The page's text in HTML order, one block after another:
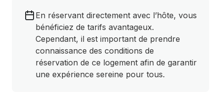
En réservant directement avec l’hôte, vous
bénéficiez de tarifs avantageux.
Cependant, il est important de prendre
connaissance des conditions de
réservation de ce logement afin de garantir
une expérience sereine pour tous.